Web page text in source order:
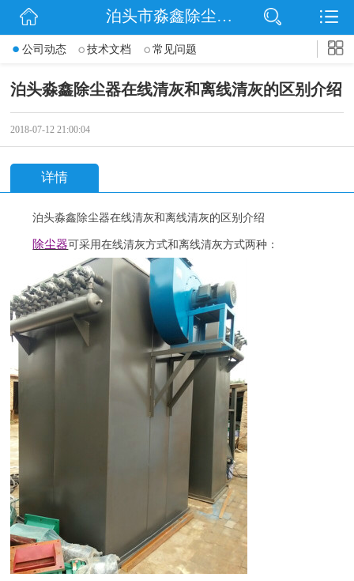
网站首页
公司动态
泊头市淼鑫除尘配件销售处
公司动态 技术文档 常见问题
泊头淼鑫除尘器在线清灰和离线清灰的区别介绍
2018-07-12 21:00:04
详情
泊头淼鑫除尘器在线清灰和离线清灰的区别介绍
除尘器可采用在线清灰方式和离线清灰方式两种：